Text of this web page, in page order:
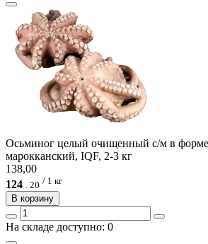
Осьминог целый очищенный с/м в форме
марокканский, IQF, 2-3 кг
138,00
124 . 20 / 1 кг
В корзину
На складе доступно: 0